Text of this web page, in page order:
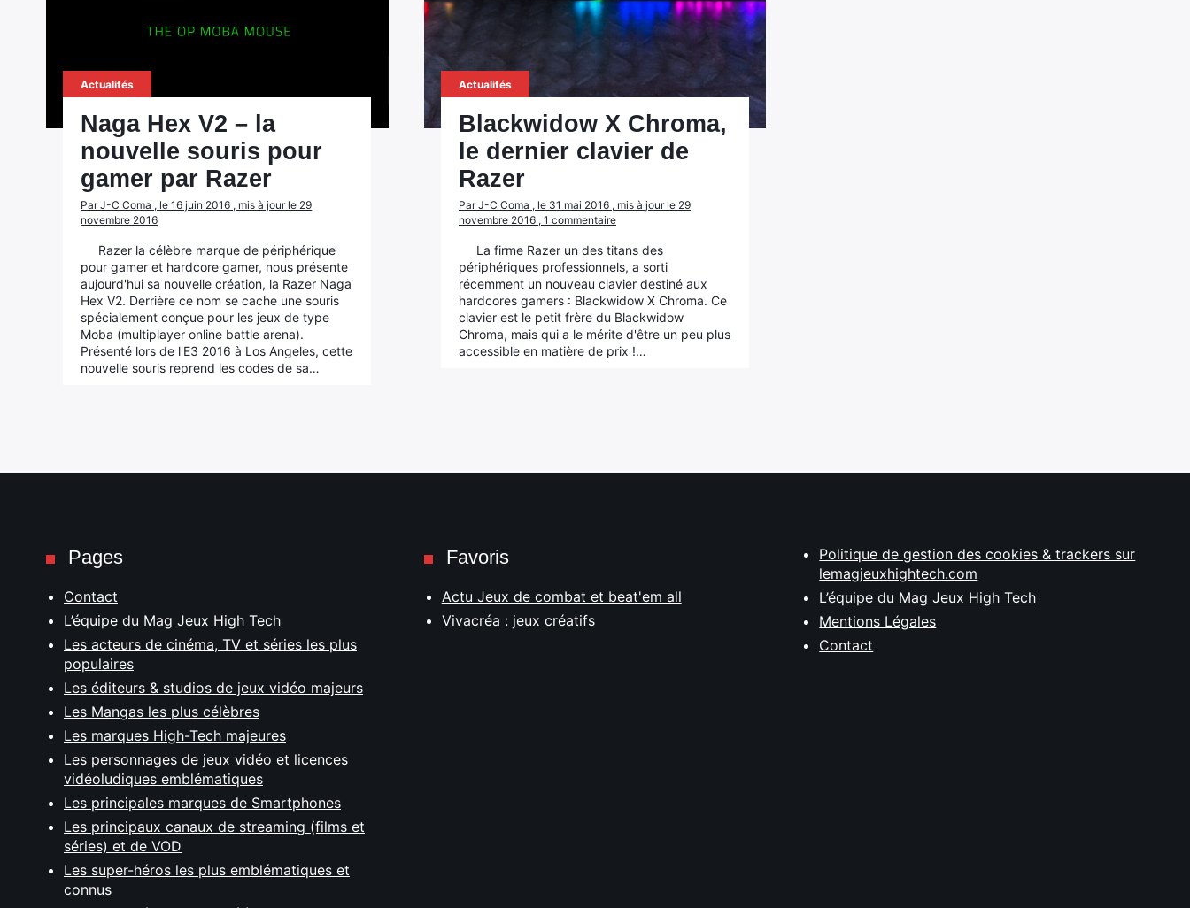
Actualités
Naga Hex V2 – la
nouvelle souris pour
gamer par Razer
Par J-C Coma , le 16 juin 2016 , mis à jour le 29
novembre 2016
Razer la célèbre marque de périphérique
pour gamer et hardcore gamer, nous présente
aujourd'hui sa nouvelle création, la Razer Naga
Hex V2. Derrière ce nom se cache une souris
spécialement conçue pour les jeux de type
Moba (multiplayer online battle arena).
Présenté lors de l'E3 2016 à Los Angeles, cette
nouvelle souris reprend les codes de sa…
Actualités
Blackwidow X Chroma,
le dernier clavier de
Razer
Par J-C Coma , le 31 mai 2016 , mis à jour le 29
novembre 2016 , 1 commentaire
La firme Razer un des titans des
périphériques professionnels, a sorti
récemment un nouveau clavier destiné aux
hardcores gamers : Blackwidow X Chroma. Ce
clavier est le petit frère du Blackwidow
Chroma, mais qui a le mérite d'être un peu plus
accessible en matière de prix !…
Pages
Contact
L’équipe du Mag Jeux High Tech
Les acteurs de cinéma, TV et séries les plus
populaires
Les éditeurs & studios de jeux vidéo majeurs
Les Mangas les plus célèbres
Les marques High-Tech majeures
Les personnages de jeux vidéo et licences
vidéoludiques emblématiques
Les principales marques de Smartphones
Les principaux canaux de streaming (films et
séries) et de VOD
Les super-héros les plus emblématiques et
connus
Favoris
Actu Jeux de combat et beat'em all
Vivacréa : jeux créatifs
Politique de gestion des cookies & trackers sur
lemagjeuxhightech.com
L’équipe du Mag Jeux High Tech
Mentions Légales
Contact